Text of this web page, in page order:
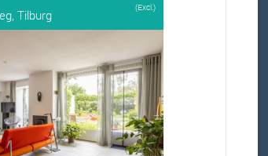
Tilburg
(Excl.)